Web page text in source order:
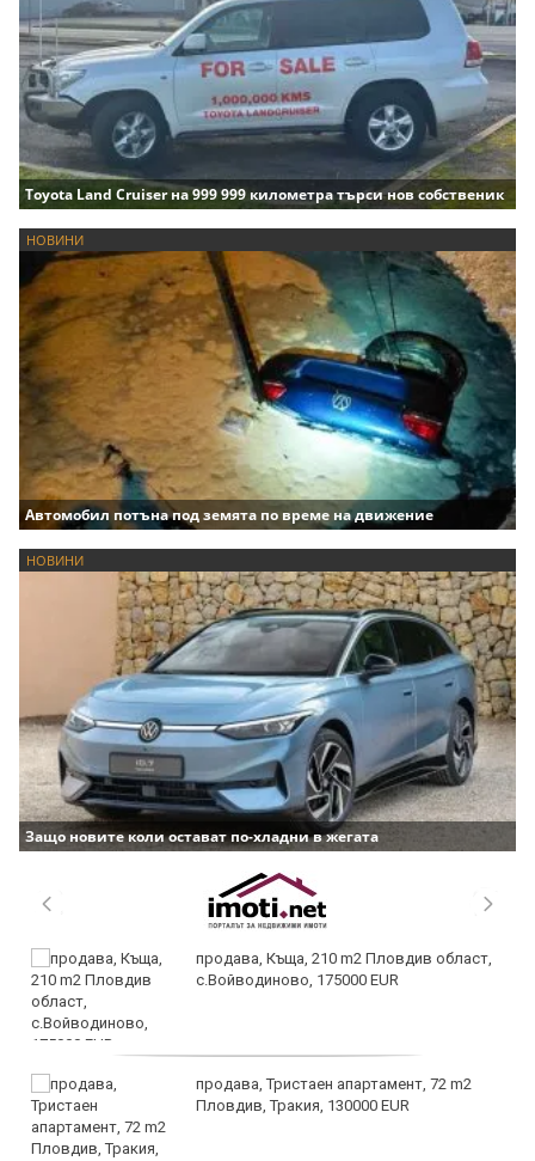
Toyota Land Cruiser на 999 999 километра търси нов собственик
НОВИНИ
Автомобил потъна под земята по време на движение
НОВИНИ
Защо новите коли остават по-хладни в жегата
продава, Къща, 210 m2 Пловдив област,
с.Войводиново, 175000 EUR
продава, Тристаен апартамент, 72 m2
Пловдив, Тракия, 130000 EUR